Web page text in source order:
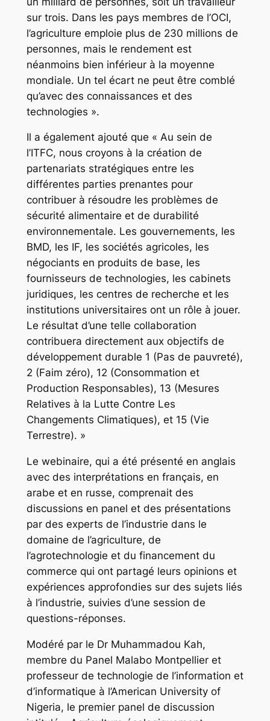
sur trois. Dans les pays membres de l’OCI,
l’agriculture emploie plus de 230 millions de
personnes, mais le rendement est
néanmoins bien inférieur à la moyenne
mondiale. Un tel écart ne peut être comblé
qu’avec des connaissances et des
technologies ».
Il a également ajouté que « Au sein de
l’ITFC, nous croyons à la création de
partenariats stratégiques entre les
différentes parties prenantes pour
contribuer à résoudre les problèmes de
sécurité alimentaire et de durabilité
environnementale. Les gouvernements, les
BMD, les IF, les sociétés agricoles, les
négociants en produits de base, les
fournisseurs de technologies, les cabinets
juridiques, les centres de recherche et les
institutions universitaires ont un rôle à jouer.
Le résultat d’une telle collaboration
contribuera directement aux objectifs de
développement durable 1 (Pas de pauvreté),
2 (Faim zéro), 12 (Consommation et
Production Responsables), 13 (Mesures
Relatives à la Lutte Contre Les
Changements Climatiques), et 15 (Vie
Terrestre). »
Le webinaire, qui a été présenté en anglais
avec des interprétations en français, en
arabe et en russe, comprenait des
discussions en panel et des présentations
par des experts de l’industrie dans le
domaine de l’agriculture, de
l’agrotechnologie et du financement du
commerce qui ont partagé leurs opinions et
expériences approfondies sur des sujets liés
à l’industrie, suivies d’une session de
questions-réponses.
Modéré par le Dr Muhammadou Kah,
membre du Panel Malabo Montpellier et
professeur de technologie de l’information et
d’informatique à l’American University of
Nigeria, le premier panel de discussion